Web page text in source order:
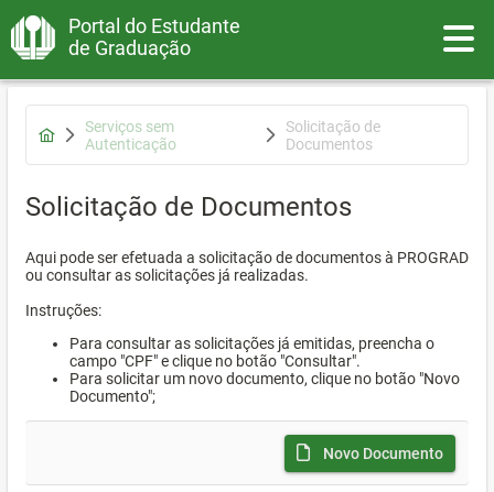
Portal do Estudante
de Graduação
Serviços sem
Autenticação
Solicitação de
Documentos
Solicitação de Documentos
Aqui pode ser efetuada a solicitação de documentos à PROGRAD
ou consultar as solicitações já realizadas.
Instruções:
Para consultar as solicitações já emitidas, preencha o
campo "CPF" e clique no botão "Consultar".
Para solicitar um novo documento, clique no botão "Novo
Documento";
Novo Documento